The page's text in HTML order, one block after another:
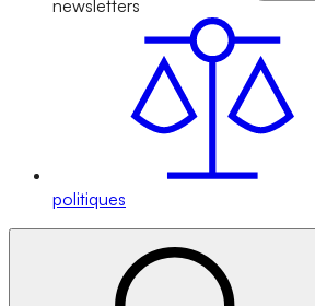
newsletters
politiques